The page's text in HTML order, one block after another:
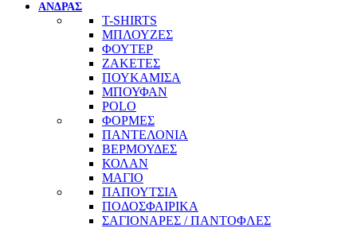
ΑΝΔΡΑΣ
T-SHIRTS
ΜΠΛΟΥΖΕΣ
ΦΟΥΤΕΡ
ΖΑΚΕΤΕΣ
ΠΟΥΚΑΜΙΣΑ
ΜΠΟΥΦΑΝ
POLO
ΦΟΡΜΕΣ
ΠΑΝΤΕΛΟΝΙΑ
ΒΕΡΜΟΥΔΕΣ
ΚΟΛΑΝ
ΜΑΓΙΟ
ΠΑΠΟΥΤΣΙΑ
ΠΟΔΟΣΦΑΙΡΙΚΑ
ΣΑΓΙΟΝΑΡΕΣ / ΠΑΝΤΟΦΛΕΣ